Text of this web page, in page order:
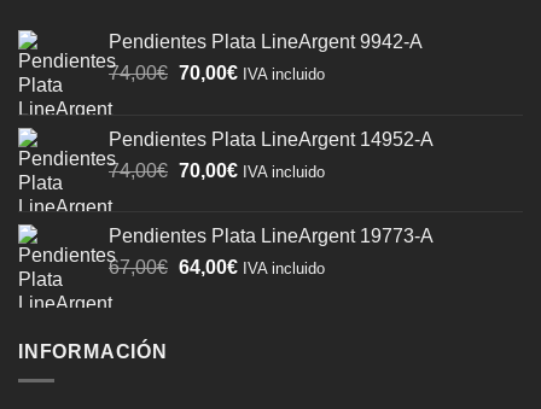
Pendientes Plata LineArgent 9942-A
74,00€ El
era:
74,00€.
70,00€El
es:
70,00€.
IVA incluido
Pendientes Plata LineArgent 14952-A
74,00€ El
era:
74,00€.
70,00€El
es:
70,00€.
IVA incluido
Pendientes Plata LineArgent 19773-A
67,00€ El
64,00€ElIVA incluido
INFORMACIÓN